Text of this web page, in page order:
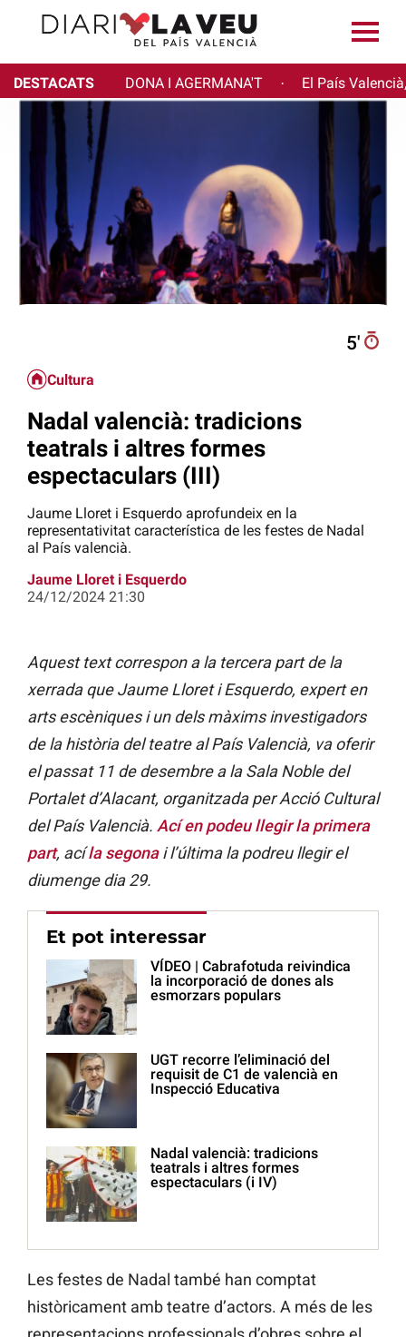
DESTACATS DONA I AGERMANA'T · El País
5′
Cultura
Nadal valencià: tradicions
teatrals i altres formes
espectaculars (III)
Jaume Lloret i Esquerdo aprofundeix en la
representativitat característica de les festes de Nadal
al País valencià.
Jaume Lloret i Esquerdo
24/12/2024 21:30
Aquest text correspon a la tercera part de la
xerrada que Jaume Lloret i Esquerdo, expert en
arts escèniques i un dels màxims investigadors
de la història del teatre al País Valencià, va oferir
el passat 11 de desembre a la Sala Noble del
Portalet d’Alacant, organitzada per Acció Cultural
del País Valencià. Ací en podeu llegir la primera
part, acíla segonai l’última la podreu llegir el
diumenge dia 29.
Et pot interessar
VÍDEO | Cabrafotuda reivindica
la incorporació de dones als
esmorzars populars
UGT recorre l’eliminació del
requisit de C1 de valencià en
Inspecció Educativa
Nadal valencià: tradicions
teatrals i altres formes
espectaculars (i IV)
Les festes de Nadal també han comptat
històricament amb teatre d’actors. A més de les